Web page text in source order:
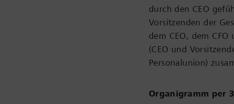
durch den CEO
Vorsitzenden der
dem CEO, dem
(CEO und
Personalunion)
Organigramm per